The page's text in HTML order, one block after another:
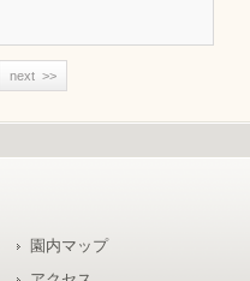
next >>
園内マップ